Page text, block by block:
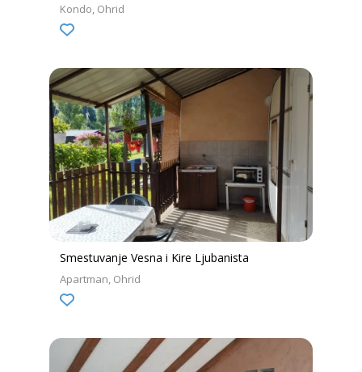
Kondo Ohrid
Smestuvanje Vesna i Kire Ljubanista
Apartman Ohrid